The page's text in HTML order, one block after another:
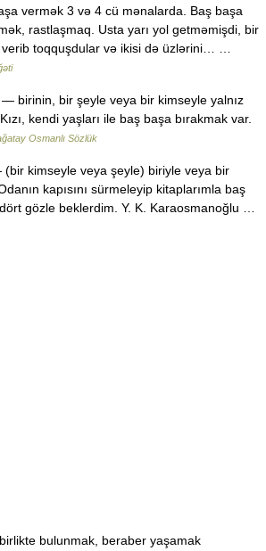
vermək 3 və 4 cü mənalarda. Baş başa
rastlaşmaq. Usta yarı yol getməmişdi, bir
verib toqquşdular və ikisi də üzlərini… …
— birinin, bir şeyle veya bir kimseyle yalnız
kendi yaşları ile baş başa bırakmak var.
Osmanlı Sözlük
kimseyle veya şeyle) biriyle veya bir
kapısını sürmeleyip kitaplarımla baş
gözle beklerdim. Y. K. Karaosmanoğlu …
bulunmak, beraber yaşamak